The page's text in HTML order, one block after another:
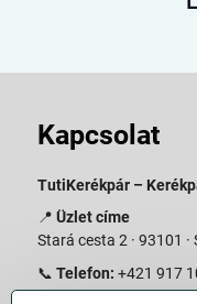
Kapcsolat
TutiKerékpár –
📍 Üzlet címe
Stará cesta 2 · 93101 ·
📞 Telefon: +421 917